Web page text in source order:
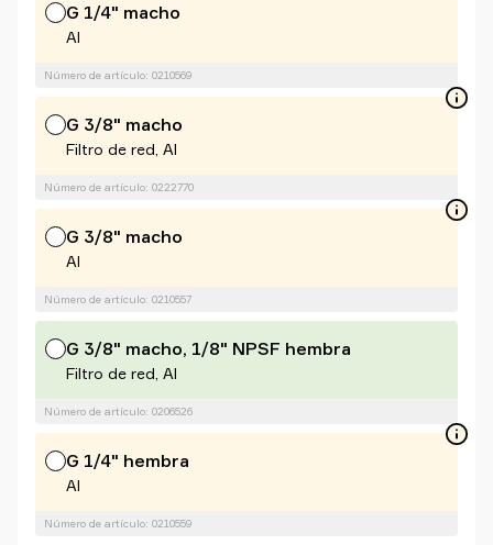
G 1/4" macho
Al
Número de artículo: 0210569
G 3/8" macho
Filtro de red, Al
Número de artículo: 0222770
G 3/8" macho
Al
Número de artículo: 0210557
G 3/8" macho, 1/8" NPSF hembra
Filtro de red, Al
Número de artículo: 0206526
G 1/4" hembra
Al
Número de artículo: 0210559